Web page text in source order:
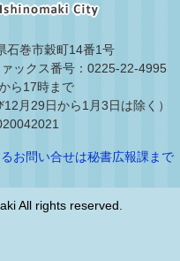
石巻市穀町14番1号
ックス番号：0225-22-4995
ら17時まで
月29日から1月3日は除く）
お問い合せは秘書広報課まで
All rights reserved.